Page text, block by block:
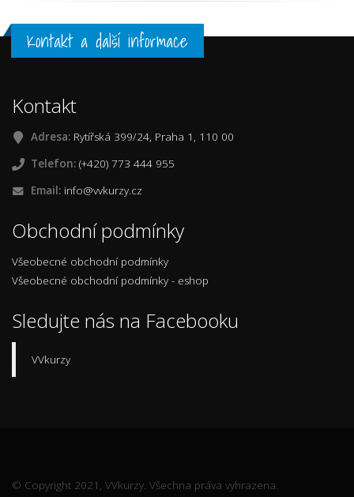
Kontakt a další informace
Kontakt
Adresa: Rytířská 399/24, Praha 1, 110 00
Telefon: (+420) 773 444 955
Email: info@vvkurzy.cz
Obchodní podmínky
Všeobecné obchodní podmínky
Všeobecné obchodní podmínky - eshop
Sledujte nás na Facebooku
VVkurzy
© Copyright 2021, VVkurzy. Všechna práva vyhrazena.